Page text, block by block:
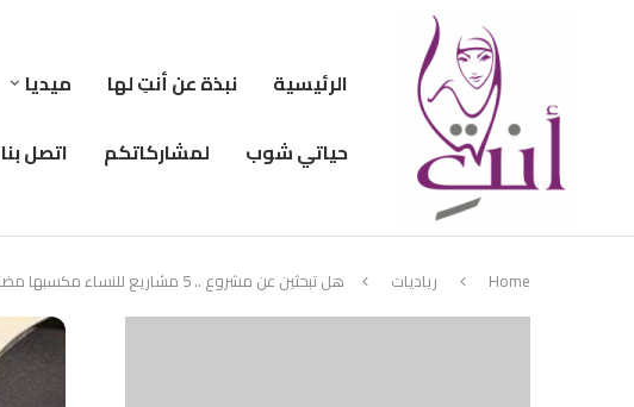
الرئيسية نبذة عن أنتِ لها ميديا
حياتي شوب
لمشاركاتكم اتصل بنا
Home رياديات هل تبحثين عن مشروع .. 5 مشاريع للنساء مكسبها مضمون!